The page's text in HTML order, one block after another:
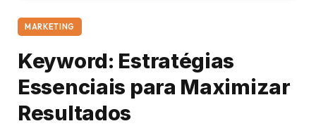
MARKETING
Keyword: Estratégias
Essenciais para Maximizar
Resultados